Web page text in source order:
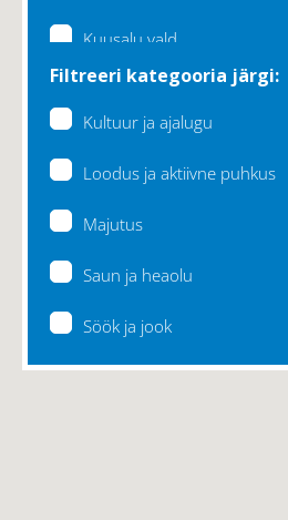
Kuusalu vald
Lääne-Harju vald
Filtreeri kategooria järgi:
Kultuur ja ajalugu
Loodus ja aktiivne puhkus
Majutus
Saun ja heaolu
Söök ja jook